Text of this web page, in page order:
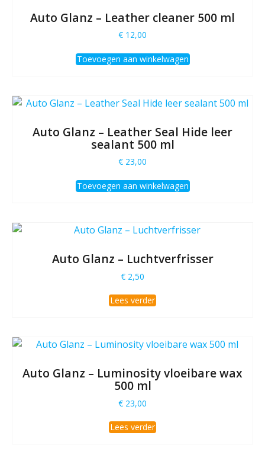
Auto Glanz – Leather cleaner 500 ml
€ 12,00
Toevoegen aan winkelwagen
Auto Glanz – Leather Seal Hide leer
sealant 500 ml
€ 23,00
Toevoegen aan winkelwagen
Auto Glanz – Luchtverfrisser
€ 2,50
Lees verder
Auto Glanz – Luminosity vloeibare wax
500 ml
€ 23,00
Lees verder